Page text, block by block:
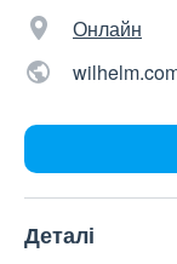
Онлайн
Деталі